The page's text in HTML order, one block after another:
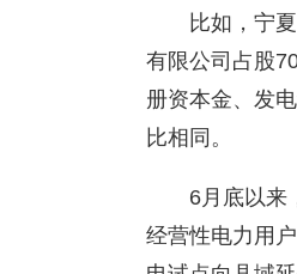
比如，宁
有限公司占股
册资本金、发
比相同。
6月底以来
经营性电力用